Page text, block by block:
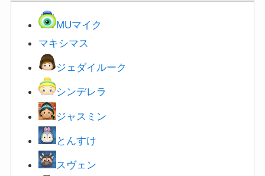
MUマイク
マキシマス
ジェダイルーク
シンデレラ
ジャスミン
とんすけ
スヴェン